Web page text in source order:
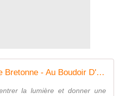
Weekend en campagne Bretonne - Au Boudoir D'Antan
la lumière et donner une